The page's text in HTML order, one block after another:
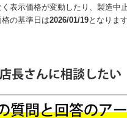
表示価格が変動したり、製造中
の基準日は2026/01/19となりま